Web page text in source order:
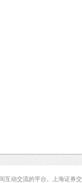
互动交流的平台。上海证券